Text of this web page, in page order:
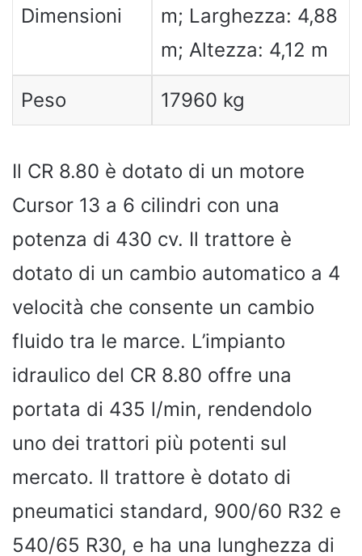
Dimensioni
m; Larghezza: 4,88
m; Altezza: 4,12 m
Peso 17960 kg
Il CR 8.80 è dotato di un motore
Cursor 13 a 6 cilindri con una
potenza di 430 cv. Il trattore è
dotato di un cambio automatico a 4
velocità che consente un cambio
fluido tra le marce. L’impianto
idraulico del CR 8.80 offre una
portata di 435 l/min, rendendolo
uno dei trattori più potenti sul
mercato. Il trattore è dotato di
pneumatici standard, 900/60 R32 e
540/65 R30, e ha una lunghezza di